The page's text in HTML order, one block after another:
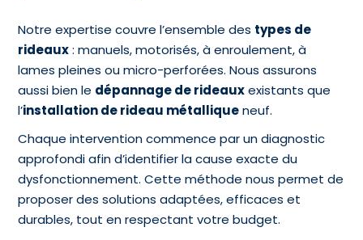
Notre expertise couvre l’ensemble des types de
rideaux: manuels, motorisés, à enroulement, à
lames pleines ou micro-perforées. Nous assurons
aussi bien le dépannage de rideauxexistants que
l’installation de rideau métalliqueneuf.
Chaque intervention commence par un diagnostic
approfondi afin d’identifier la cause exacte du
dysfonctionnement. Cette méthode nous permet de
proposer des solutions adaptées, efficaces et
durables, tout en respectant votre budget.